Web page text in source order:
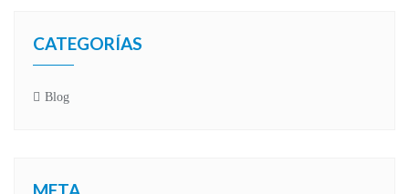
CATEGORÍAS
Blog
META